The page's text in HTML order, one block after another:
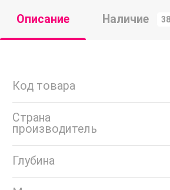
Описание Наличие
Код товара
Страна
производитель
Глубина